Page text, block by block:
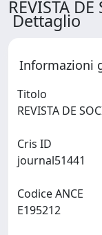
REVISTA
Dettaglio
Informazioni
Titolo
Cris ID
Codice ANCE